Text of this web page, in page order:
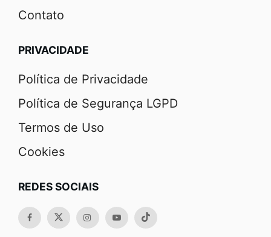
Contato
PRIVACIDADE
Política de Privacidade
Política de Segurança LGPD
Termos de Uso
Cookies
REDES SOCIAIS